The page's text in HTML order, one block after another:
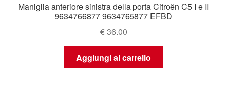
Maniglia anteriore sinistra della porta Citroën C5 I e II
9634766877 9634765877 EFBD
€36.00
Aggiungi al carrello